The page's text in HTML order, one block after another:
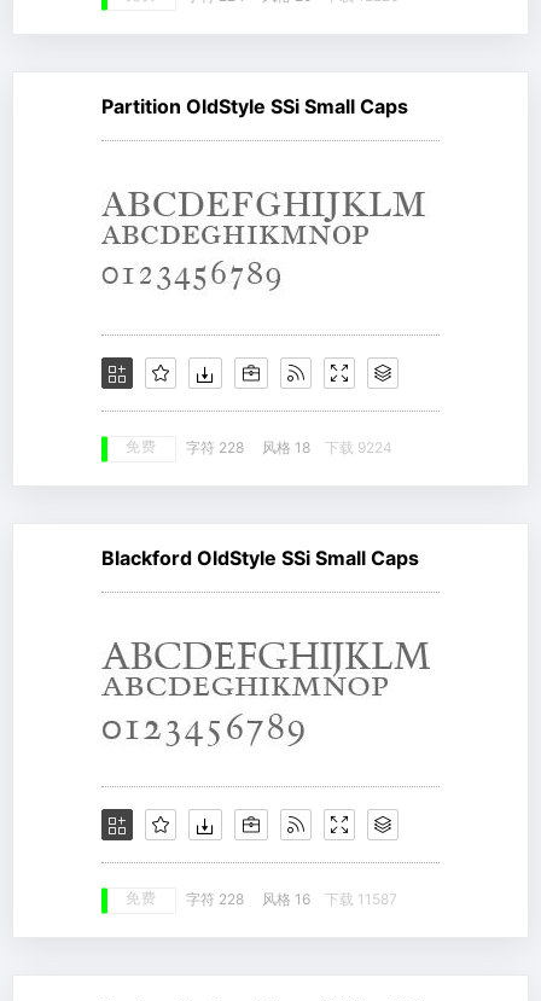
Partition OldStyle SSi Small Caps
免费 字符 228 风格 18 下载 9224
Blackford OldStyle SSi Small Caps
免费 字符 228 风格 16 下载 11587